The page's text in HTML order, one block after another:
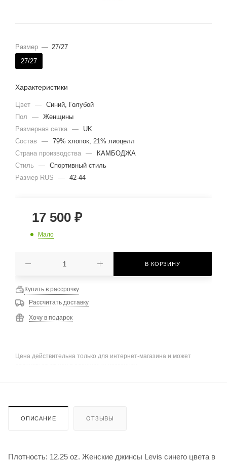
Размер — 27/27
27/27
Характеристики
Цвет — Синий, Голубой
Пол
— Женщины
Размерная сетка —
UK
Состав
— 79% хлопок, 21% лиоцелл
Страна производства —
КАМБОДЖА
Стиль
— Спортивный стиль
Размер RUS
— 42-44
17 500 ₽
Мало
В КОРЗИНУ
Купить в рассрочку
Рассчитать доставку
Хочу в подарок
Цена действительна только для интернет-магазина и может
отличаться от цен в розничных магазинах
ОПИСАНИЕ ОТЗЫВЫ
Плотность: 12.25 oz. Женские джинсы Levis синего цвета в